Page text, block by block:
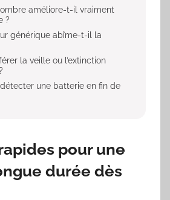
améliore-t-il vraiment
?
générique abîme-t-il la
la veille ou l’extinction
une batterie en fin de
pour une
durée dès